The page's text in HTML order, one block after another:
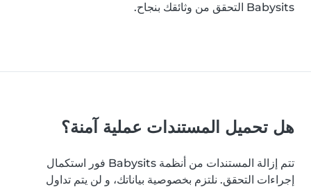
Babysits التحقق من وثائقك بنجاح.
هل تحميل المستندات عملية آمنة؟
تتم إزالة المستندات من أنظمة Babysits فور استكمال
إجراءات التحقق. نلتزم بخصوصية بياناتك، و لن يتم تداول